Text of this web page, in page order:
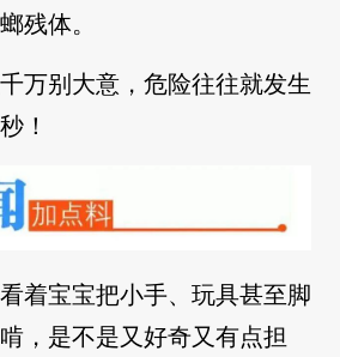
残体。
万别大意，危险往往就发生
！
着宝宝把小手、玩具甚至脚
，是不是又好奇又有点担